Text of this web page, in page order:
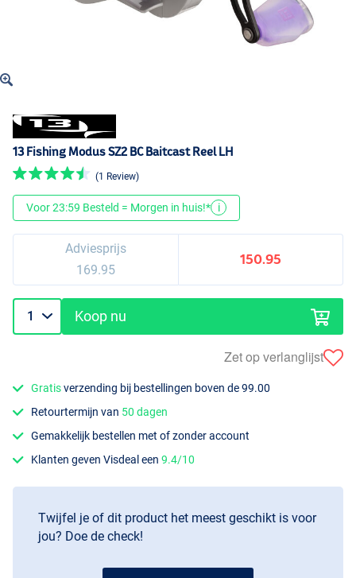
13 Fishing Modus SZ2 BC Baitcast Reel LH
(1 Review)
Voor 23:59 Besteld = Morgen in huis!* i
Adviesprijs
169.95
150.95
Koop nu
Zet op verlanglijst
Gratisverzending bij bestellingen boven de 99.00
Retourtermijn van 50 dagen
Gemakkelijk bestellen met of zonder account
Klanten geven Visdeal een9.4/10
Twijfel je of dit product het meest geschikt is voor
jou? Doe de check!